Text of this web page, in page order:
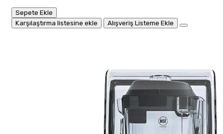
Sepete Ekle
Karşılaştırma listesine ekle
Alışveriş Listeme Ekle